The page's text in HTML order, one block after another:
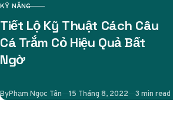
CATEGORY
KỸ NĂNG
Tiết Lộ Kỹ Thuật Cách Câu
Cá Trắm Cỏ Hiệu Quả Bất
Ngờ
ByPhạm Ngọc Tân Published
15 Tháng 8, 2022 3 min read